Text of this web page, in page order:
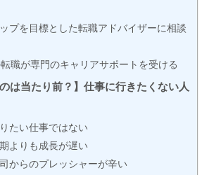
プを目標とした転職アドバイザーに相談
職が専門のキャリアサポートを受ける
は当たり前？】仕事に行きたくない人
たい仕事ではない
よりも成長が遅い
からのプレッシャーが辛い